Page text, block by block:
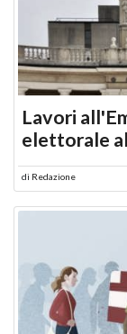
Lavori
elettorale
di Redazione